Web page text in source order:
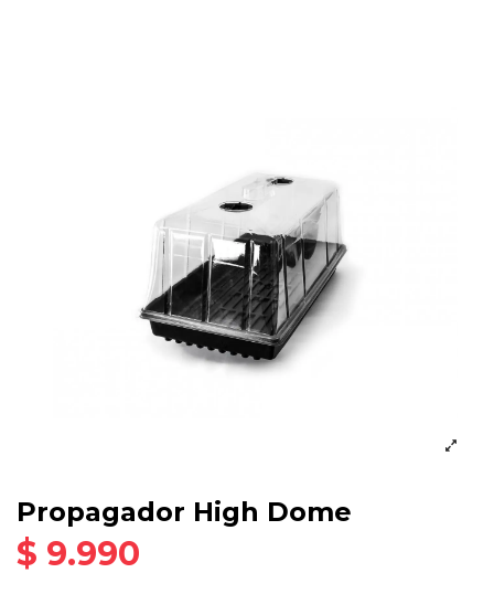
Propagador High Dome
$ 9.990